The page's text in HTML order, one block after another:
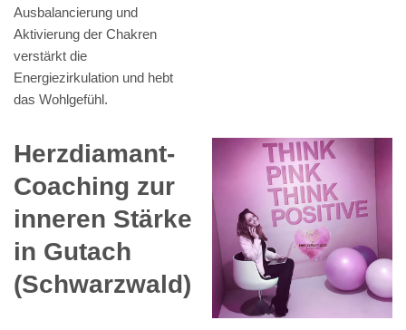
Ausbalancierung und
Aktivierung der Chakren
verstärkt die
Energiezirkulation und hebt
das Wohlgefühl.
Herzdiamant-
Coaching zur
inneren Stärke
in Gutach
(Schwarzwald)